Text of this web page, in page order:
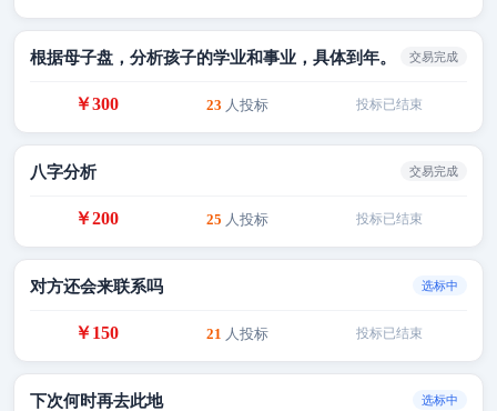
根据母子盘，分析孩子的学业和事业，具体到年。 交易完成
￥300 23 人投标 投标已结束
八字分析 交易完成
￥200 25 人投标 投标已结束
对方还会来联系吗 选标中
￥150 21 人投标 投标已结束
下次何时再去此地 选标中